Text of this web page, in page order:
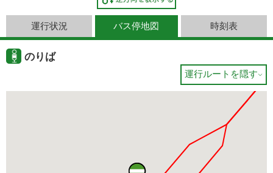
運行状況 バス停地図 時刻表
のりば
運行ルートを隠す